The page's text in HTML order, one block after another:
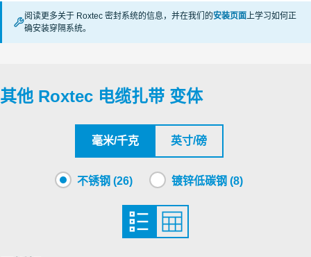
DNV 证书续期中
CABLE STRAPS (en)
阅读更多关于 Roxtec 密封系统的信息，并在我们的安装页面上学习如何正
确安装穿隔系统。
其他 Roxtec 电缆扎带 变体
毫米/千克 英寸/磅
不锈钢 (26) 镀锌低碳钢 (8)